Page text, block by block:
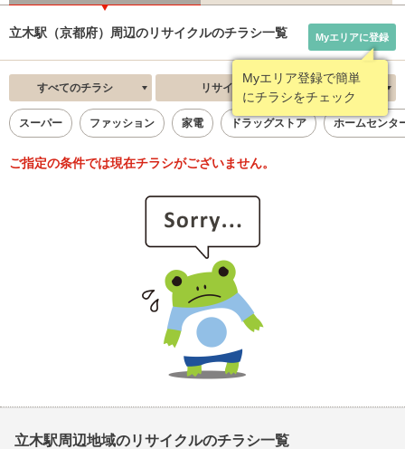
立木駅（京都府）周辺のリサイクルのチラシ一覧
Myエリア登録で簡単
にチラシをチェック
Myエリアに登録
すべてのチラシ リサイクル 新着順
スーパー ファッション 家電 ドラッグストア ホームセンタ
ご指定の条件では現在チラシがございません。
立木駅周辺地域のリサイクルのチラシ一覧